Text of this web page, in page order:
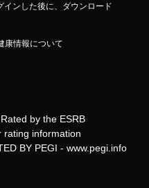
インした後に、ダウンロード
康情報について
by the ESRB
rating information
BY PEGI - www.pegi.info